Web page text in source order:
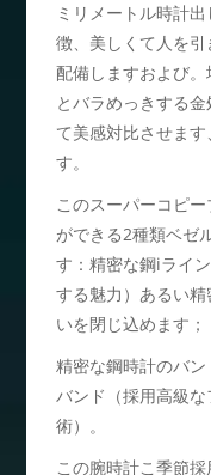
ミリメートル時計
徴、美しくて人を
配備しますおよび
とバラめっきする
て美感対比させま
す。
このスーパーコピ
ができる2種類ベゼ
す：精密な鋼iライ
する魅力）あるい
いを閉じ込めます；
精密な鋼時計のバ
バンド（採用高級
術）。
この腕時計こ季節